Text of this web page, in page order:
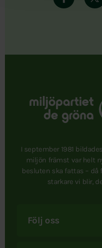
I september 1981
miljön främst var helt
besluten ska fattas – då
starkare vi blir,
Följ oss